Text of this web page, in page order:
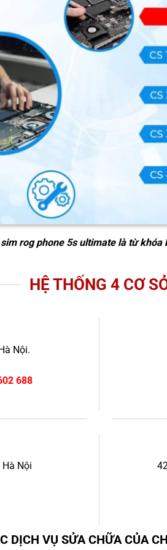
rog phone 5s ultimatelà từ khóa
HỆ THỐNG 4 CƠ
Nội.
688
Hà Nội
DỊCH VỤ SỬA CHỮA CỦA